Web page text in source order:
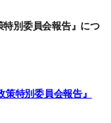
別委員会報告』につ
特別委員会報告』